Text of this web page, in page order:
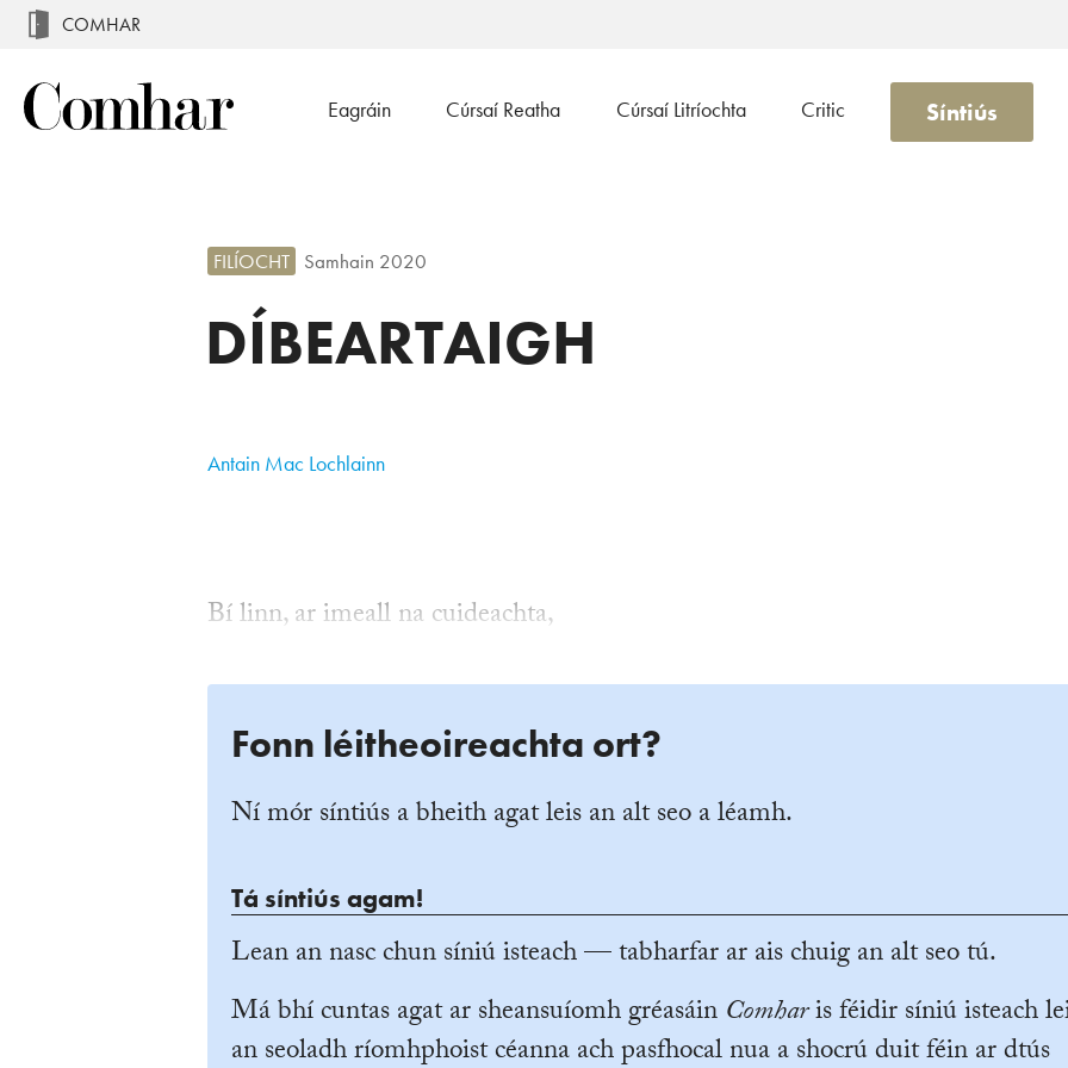
COMHAR
Eagráin Cúrsaí Reatha Cúrsaí Litríochta Critic Síntiús
DÍBEARTAIGH
FILÍOCHT Samhain 2020
Antain Mac Lochlainn
Bí linn, ar imeall na cuideachta,
Fonn léitheoireachta ort?
Ní mór síntiús a bheith agat leis an alt seo a léamh.
Tá síntiús agam!
Lean an nasc chun síniú isteach — tabharfar ar ais chuig an alt seo tú.
Má bhí cuntas agat ar sheansuíomh gréasáin Comharis féidir síniú isteach
an seoladh ríomhphoist céanna ach pasfhocal nua a shocrú duit féin ar dtús